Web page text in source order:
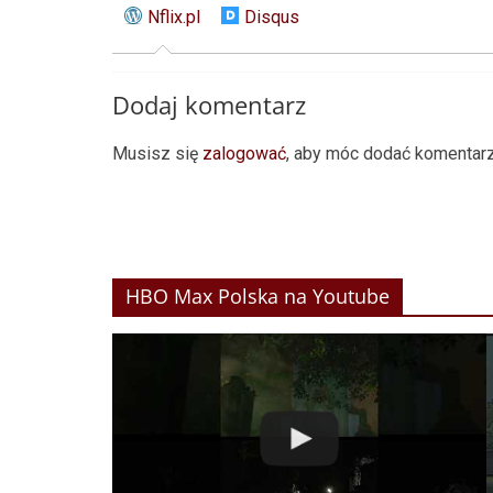
Nflix.pl Disqus
Dodaj komentarz
Musisz się zalogować, aby móc dodać
HBO Max Polska na Youtube